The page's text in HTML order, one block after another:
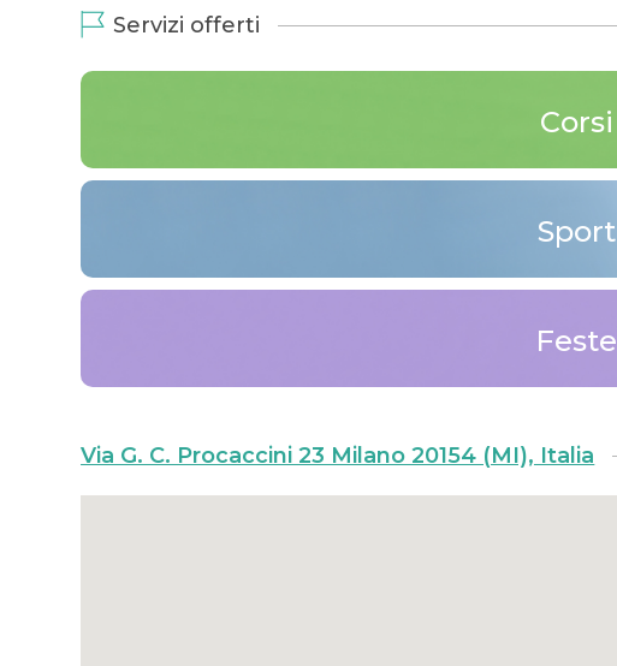
Servizi offerti
Corsi
Sport
Feste
Via G. C. Procaccini 23 Milano 20154 (MI), Italia